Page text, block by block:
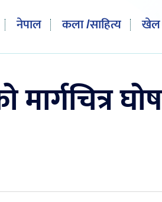
नेपाल कला /साहित्य खेल